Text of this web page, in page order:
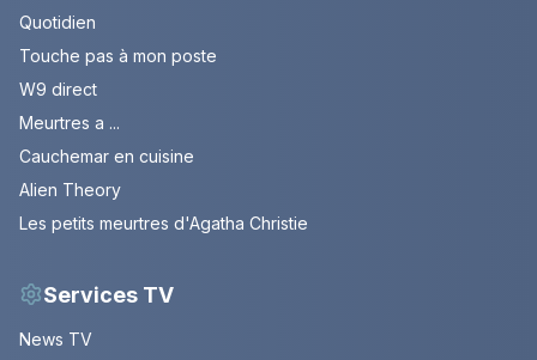
Quotidien
Touche pas à mon poste
W9 direct
Meurtres a ...
Cauchemar en cuisine
Alien Theory
Les petits meurtres d'Agatha Christie
Services TV
News TV